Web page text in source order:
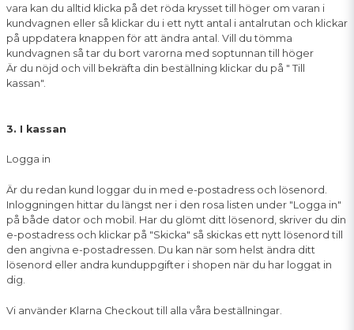
vara kan du alltid klicka på det röda krysset till höger om varan i
kundvagnen eller så klickar du i ett nytt antal i antalrutan och klickar
på uppdatera knappen för att ändra antal. Vill du tömma
kundvagnen så tar du bort varorna med soptunnan till höger
Är du nöjd och vill bekräfta din beställning klickar du på " Till
kassan".
3. I kassan
Logga in
Är du redan kund loggar du in med e-postadress och lösenord.
Inloggningen hittar du längst ner i den rosa listen under "Logga in"
på både dator och mobil. Har du glömt ditt lösenord, skriver du din
e-postadress och klickar på "Skicka" så skickas ett nytt lösenord till
den angivna e-postadressen. Du kan när som helst ändra ditt
lösenord eller andra kunduppgifter i shopen när du har loggat in
dig.
Vi använder Klarna Checkout till alla våra beställningar.